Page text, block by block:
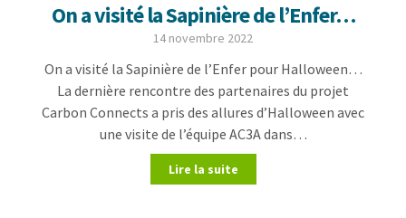
On a visité la Sapinière de l’Enfer…
14 novembre 2022
On a visité la Sapinière de l’Enfer pour Halloween…
La dernière rencontre des partenaires du projet
Carbon Connects a pris des allures d’Halloween avec
une visite de l’équipe AC3A dans…
Lire la suite